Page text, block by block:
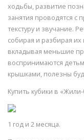
ходьбы, развитие
занятия проводятся
текстуру и звучание.
собирая и разбирая
вкладывая меньшие
воспринимаются
крышками, полезны
Купить кубики в
1 год и 2 месяца.